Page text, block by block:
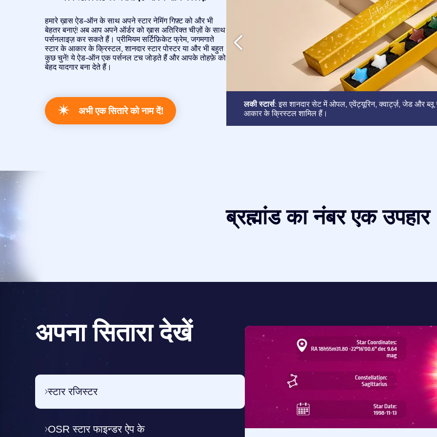
हमारे ख़ास ऐड-ऑन के साथ अपने स्टार नेमिंग गिफ़्ट को और भी
बेहतर बनाएं! अब आप अपने ऑर्डर को ख़ास अतिरिक्त चीज़ों के साथ
पर्सनलाइज़ कर सकते हैं। प्रीमियम सर्टिफ़िकेट फ्रेम, जगमगाते
स्टार के आकार के क्रिस्टल, शानदार स्टार पोस्टर या और भी बहुत
कुछ चुनें! ये ऐड-ऑन एक पर्सनल टच जोड़ते हैं और आपके तोहफ़े को
बेहद यादगार बना देते हैं।
अभी एक सितारे को नाम दें!
लकी स्टार्स: इस शानदार सेट में ओपल, एवेंट्यूरिन, क्वार्ट्ज़, जेड और ब्लू
आकार के क्रिस्टल शामिल हैं।
ब्रह्मांड का नंबर एक उपहार
अपना सितारा देखें
स्टार रजिस्टर
OSR स्टार फाइन्डर ऐप के